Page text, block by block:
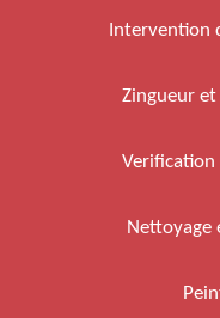
Intervention
Zingueur
Nettoyage